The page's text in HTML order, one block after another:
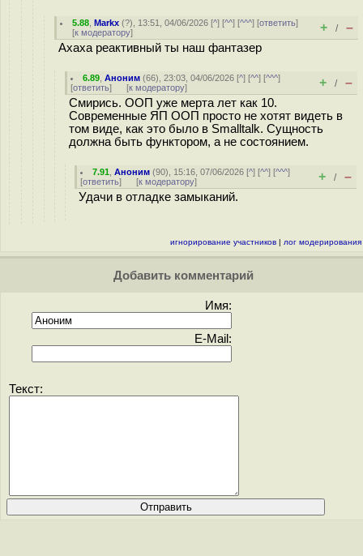
5.88 ,Markx (?), 13:51, 04/06/2026 [^] [^^] [^^^] [ответить]
[к модератору] + / –
Ахаха реактивный ты наш фантазер
6.89 ,Аноним (66), 23:03, 04/06/2026 [^] [^^] [^^^]
[ответить] [к модератору] + / –
Смирись. ООП уже мерта лет как 10.
Современные ЯП ООП просто не хотят видеть в
том виде, как это было в Smalltalk. Сущность
должна быть функтором, а не состоянием.
7.91 ,Аноним (90), 15:16, 07/06/2026 [^] [^^] [^^^]
[ответить] [к модератору] + / –
Удачи в отладке замыканий.
игнорирование участников | лог модерирования
Добавить комментарий
Имя:
E-Mail:
Текст: